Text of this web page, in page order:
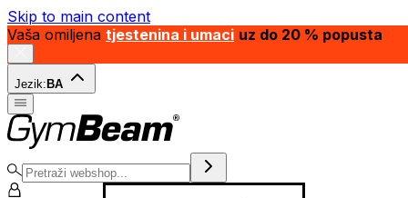
Skip to main content
Vaša omiljena tjestenina i umaci uz do 20 % popusta
Jezik: BA